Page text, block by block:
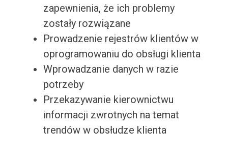
zapewnienia, że ich problemy
zostały rozwiązane
Prowadzenie rejestrów klientów w
oprogramowaniu do obsługi klienta
Wprowadzanie danych w razie
potrzeby
Przekazywanie kierownictwu
informacji zwrotnych na temat
trendów w obsłudze klienta